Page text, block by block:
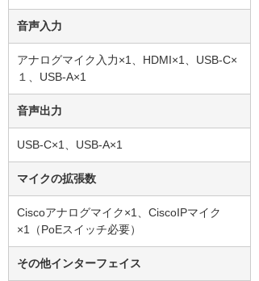
音声入力
アナログマイク入力×1、HDMI×1、USB-C×
１、USB-A×1
音声出力
USB-C×1、USB-A×1
マイクの拡張数
Ciscoアナログマイク×1、CiscoIPマイク
×1（PoEスイッチ必要）
その他インターフェイス